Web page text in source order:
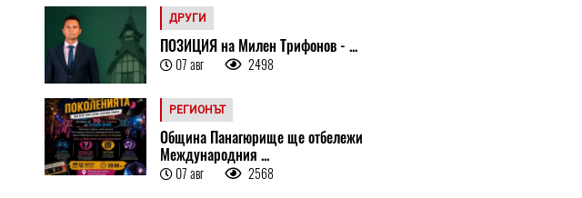
ДРУГИ
ПОЗИЦИЯ на Милен Трифонов - ...
07 авг 2498
РЕГИОНЪТ
Община Панагюрище ще отбележи
Международния ...
07 авг 2568